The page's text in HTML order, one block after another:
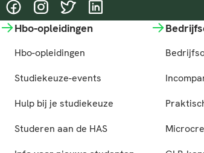
@HASgreenacademy
@HASgreenacademy
@greenacademyHAS
@HASgreenacademy
Hbo-opleidingen
Hbo-opleidingen
Studiekeuze-events
Hulp bij je studiekeuze
Studeren aan de HAS